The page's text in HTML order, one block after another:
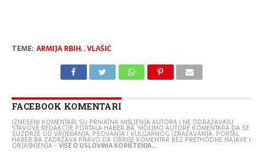
TEME: ARMIJA RBIH,,VLAŠIĆ
FACEBOOK KOMENTARI
IZNESENI KOMENTARI SU PRIVATNA MIŠLJENJA AUTORA I NE ODRAŽAVAJU
STAVOVE REDAKCIJE PORTALA HABER.BA. MOLIMO AUTORE KOMENTARA DA SE
SUZDRŽE OD VRIJEĐANJA, PSOVANJA I VULGARNOG IZRAŽAVANJA. PORTAL
HABER.BA ZADRŽAVA PRAVO DA OBRIŠE KOMENTAR BEZ PRETHODNE NAJAVE I
OBJAŠNJENJA -VIŠE O USLOVIMA KORIŠTENJA...